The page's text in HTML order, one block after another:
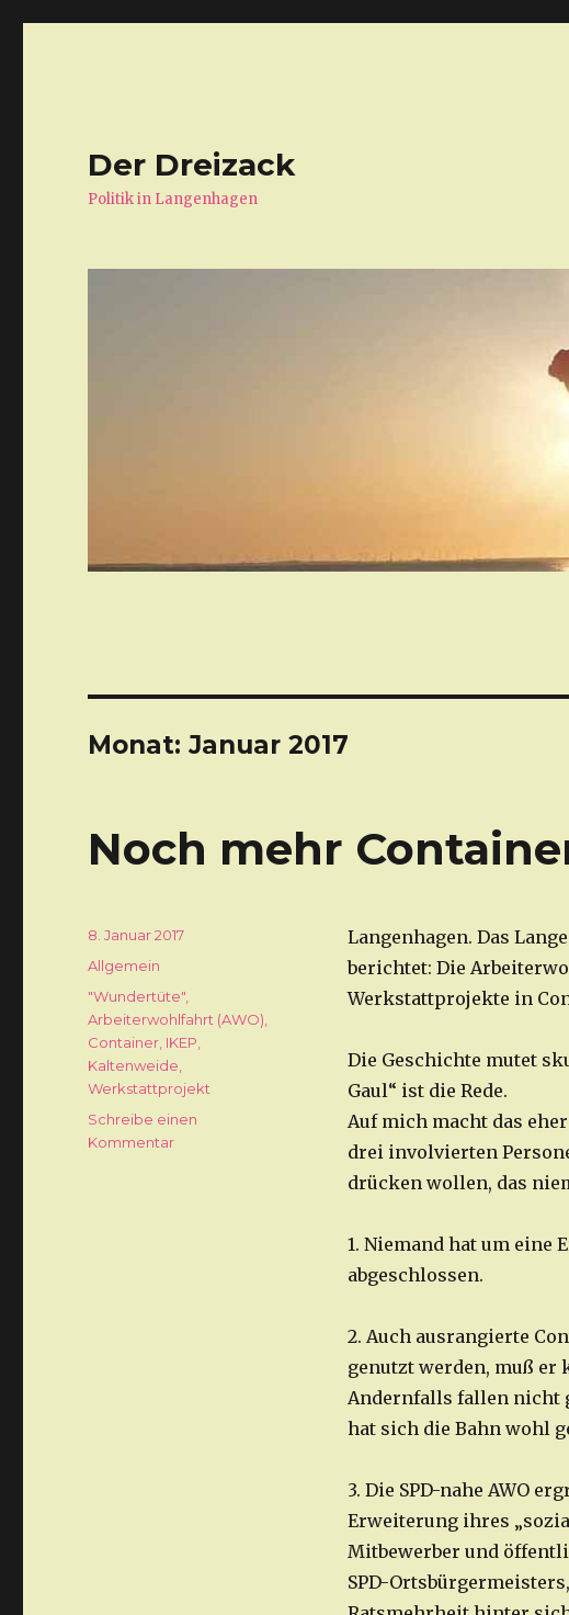
Der Dreizack
Politik in Langenhagen
Monat: Januar 2017
Noch mehr
Langenhagen. Das
berichtet: Die
Werkstattprojekte in
Die Geschichte mutet
Gaul“ ist die Rede.
Auf mich macht das
drei involvierten
drücken wollen, das
1. Niemand hat um eine
abgeschlossen.
2. Auch ausrangierte
genutzt werden, muß er
Andernfalls fallen nicht
hat sich die Bahn wohl
3. Die SPD-nahe AWO
Erweiterung ihres
Mitbewerber und
SPD-
Veröffentlicht
am
8. Januar 2017
Kategorien
Allgemein
Schlagwörter
"Wundertüte"
Arbeiterwohlfahrt (AWO)
Container IKEP
Kaltenweide
Werkstattprojekt
Schreibe einen
Kommentar